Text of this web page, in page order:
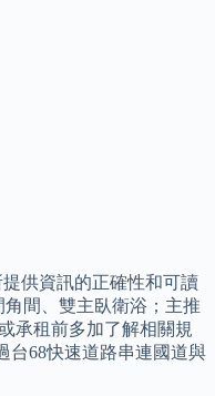
供資訊的正確性和可讀
間、雙主臥衛浴；主推
承租前多加了解相關規
台68快速道路串連國道與